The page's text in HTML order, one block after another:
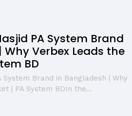
PA System Brand
Verbex Leads the
BD
System Brand in Bangladesh | Why
| PA System BDIn the...